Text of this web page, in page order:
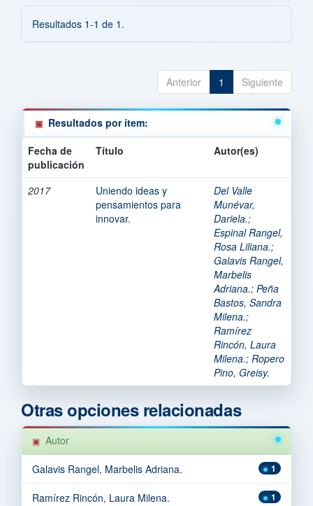
Resultados 1-1 de 1.
Anterior 1 Siguiente
Resultados por ítem:
Fecha de
publicación
Título Autor(es)
2017
Uniendo ideas y
pensamientos para
innovar.
Del Valle
Munévar,
Dariela.;
Espinal Rangel,
Rosa Liliana.;
Galavis Rangel,
Marbelis
Adriana.; Peña
Bastos, Sandra
Milena.;
Ramírez
Rincón, Laura
Milena.; Ropero
Pino, Greisy.
Otras opciones relacionadas
Autor
1
Galavis Rangel, Marbelis Adriana.
1
Ramírez Rincón, Laura Milena.